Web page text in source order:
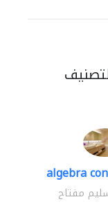
algebra
مفتاح